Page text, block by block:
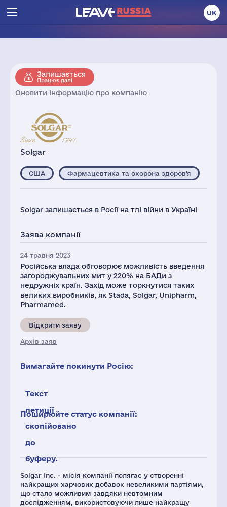
UK
Залишається
Працює далі
Оновити інформацію про компанію
Solgar
Solgar Inc. - місія компанії полягає у створенні
найкращих харчових добавок невеликими партіями,
що стало можливим завдяки невтомним
дослідженням, використовуючи лише найкращу
США Фармацевтика та охорона здоров'я
Solgar залишається в Росії на тлі війни в Україні
Заява компанії
24 травня 2023
Російська влада обговорює можливість введення
загороджувальних мит у 220% на БАДи з
недружніх країн. Захід може торкнутися таких
великих виробників, як Stada, Solgar, Unipharm,
Pharmamed.
Відкрити заяву
Архів заяв
Вимагайте покинути Росію:
Текст
петиції
скопійовано
до
буферу.
Поширюйте статус компанії: